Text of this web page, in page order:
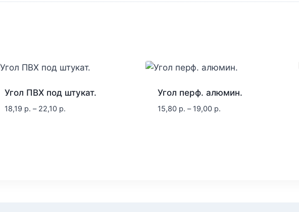
Угол ПВХ под штукат.
18,19 р. – 22,10 р.
Угол перф. алюмин.
15,80 р. – 19,00 р.